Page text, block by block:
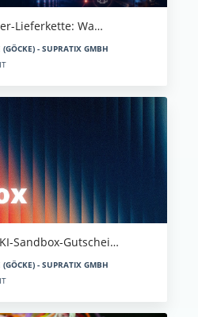
Lieferkette: Wa…
(GÖCKE) - SUPRATIX GMBH
Sandbox-Gutschei…
(GÖCKE) - SUPRATIX GMBH